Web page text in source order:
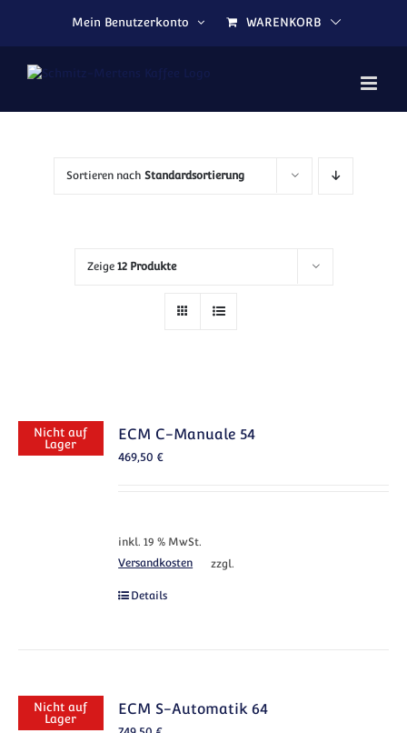
Mein Benutzerkonto
WARENKORB
Sortieren nach Standardsortierung
Zeige 12 Produkte
Nicht auf
Lager
ECM C-Manuale 54
469,50€
inkl. 19 % MwSt.
zzgl.
Versandkosten
Details
Nicht auf
Lager
ECM S-Automatik 64